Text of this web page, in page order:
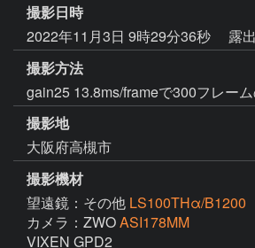
撮影日時
2022年11月3日 9時29分36秒
露
撮影方法
gain25 13.8ms/frameで300フレー
撮影地
大阪府高槻市
撮影機材
望遠鏡：その他 LS100THα/B1200
カメラ：ZWOASI178MM
VIXEN GPD2